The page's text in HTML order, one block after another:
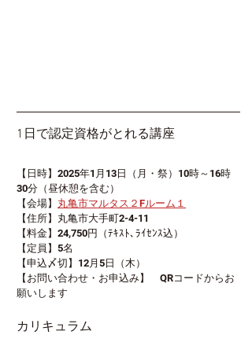
1日で認定資格がとれる講座
【日時】2025年1月13日（月・祭）10時～16時
30分（昼休憩を含む）
【会場】 丸亀市マルタス２Fルーム１
【住所】丸亀市大手町2-4-11
【料金】24,750円（ﾃｷｽﾄ､ﾗｲｾﾝｽ込）
【定員】5名
【申込〆切】12月5日（木）
【お問い合わせ・お申込み】　QRコードからお
願いします
カリキュラム